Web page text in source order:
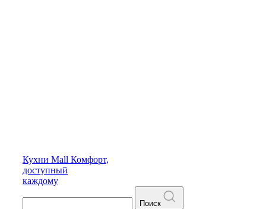
Кухни Mall Комфорт,
доступный
каждому
Поиск